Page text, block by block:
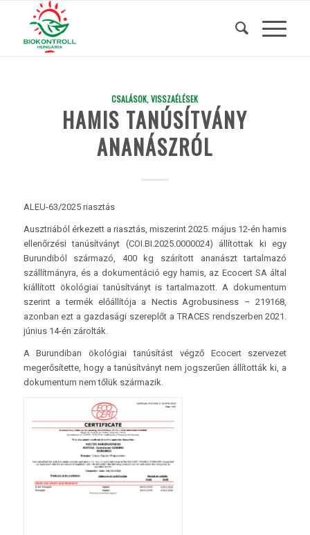
CSALÁSOK, VISSZAÉLÉSEK
HAMIS TANÚSÍTVÁNY
ANANÁSZRÓL
ALEU-63/2025 riasztás
Ausztriából érkezett a riasztás, miszerint 2025. május 12-én hamis
ellenőrzési tanúsítványt (COI.BI.2025.0000024) állítottak ki egy
Burundiból származó, 400 kg szárított ananászt tartalmazó
szállítmányra, és a dokumentáció egy hamis, az Ecocert SA által
kiállított ökológiai tanúsítványt is tartalmazott. A dokumentum
szerint a termék előállítója a Nectis Agrobusiness – 219168,
azonban ezt a gazdasági szereplőt a TRACES rendszerben 2021.
június 14-én zárolták.
A Burundiban ökológiai tanúsítást végző Ecocert szervezet
megerősítette, hogy a tanúsítványt nem jogszerűen állították ki, a
dokumentum nem tőlük származik.